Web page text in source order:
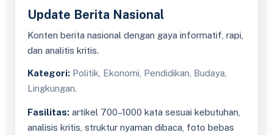
Update Berita Nasional
Konten berita nasional dengan gaya informatif, rapi,
dan analitis kritis.
Kategori: Politik, Ekonomi, Pendidikan, Budaya,
Lingkungan.
Fasilitas: artikel 700–1000 kata sesuai kebutuhan,
analisis kritis, struktur nyaman dibaca, foto bebas